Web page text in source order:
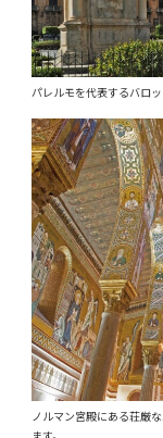
パレルモを代表するバロ
ノルマン宮殿にある荘厳